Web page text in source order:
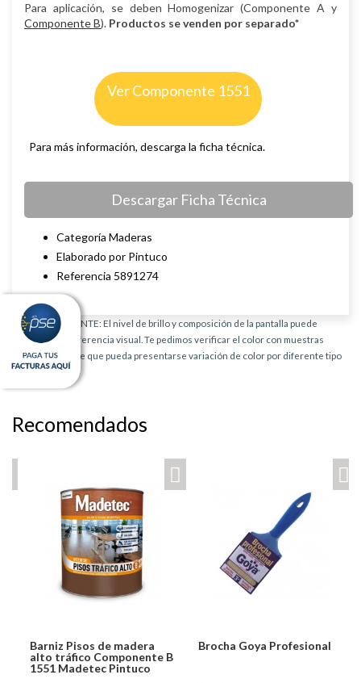
Para aplicación, se deben Homogenizar (Componente A y
Componente B). Productos se venden por separado*
Ver Componente 1551
Para más información, descarga la ficha técnica.
Descargar Ficha Técnica
Categoría Maderas
Elaborado por Pintuco
Referencia 5891274
AVISO IMPORTANTE: El nivel de brillo y composición de la pantalla puede
provocar una diferencia visual. Te pedimos verificar el color con muestras
físicas. Es posible que pueda presentarse variación de color por diferente tipo
de producto.
Recomendados
Barniz Pisos de madera
alto tráfico Componente B
1551 Madetec Pintuco
Brocha Goya Profesional